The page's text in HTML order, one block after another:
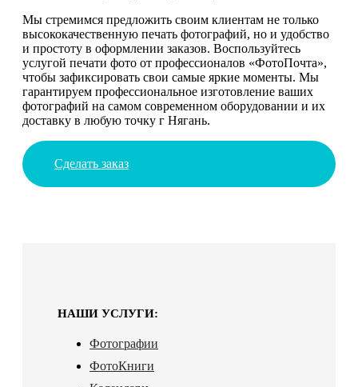
Мы стремимся предложить своим клиентам не только
высококачественную печать фотографий, но и удобство
и простоту в оформлении заказов. Воспользуйтесь
услугой печати фото от профессионалов «ФотоПочта»,
чтобы зафиксировать свои самые яркие моменты. Мы
гарантируем профессиональное изготовление ваших
фотографий на самом современном оборудовании и их
доставку в любую точку г Нягань.
Сделать заказ
НАШИ УСЛУГИ:
Фотографии
ФотоКниги